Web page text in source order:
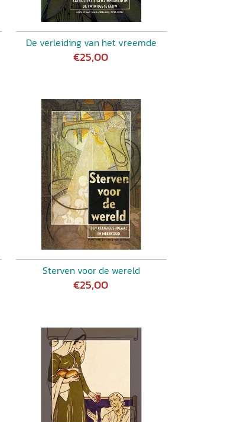
De verleiding van het vreemde
€25,00
Sterven voor de wereld
€25,00